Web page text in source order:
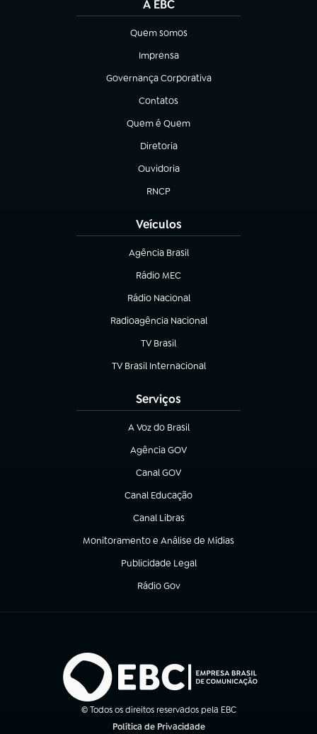
A EBC
Quem somos
(abre em nova aba)
Imprensa
(abre em nova aba)
Governança Corporativa
(abre em nova aba)
Contatos
(abre em nova aba)
Quem é Quem
(abre em nova aba)
Diretoria
(abre em nova aba)
Ouvidoria
(abre em nova aba)
RNCP
(abre em nova aba)
Veículos
Agência Brasil
(abre em nova aba)
Rádio MEC
(abre em nova aba)
Rádio Nacional
Radioagência Nacional
(abre em nova aba)
TV Brasil
(abre em nova aba)
TV Brasil Internacional
(abre em nova aba)
Serviços
A Voz do Brasil
(abre em nova aba)
Agência GOV
(abre em nova aba)
Canal GOV
(abre em nova aba)
Canal Educação
(abre em nova aba)
Canal Libras
(abre em nova aba)
Monitoramento e Análise de Mídias
(abre em nova aba)
Publicidade Legal
(abre em nova aba)
Rádio Gov
(abre em nova aba)
© Todos os direitos reservados pela EBC
Política de Privacidade